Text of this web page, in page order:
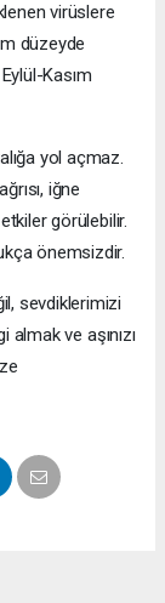
virüslere
düzeyde
Kasım
yol açmaz.
iğne
görülebilir.
önemsizdir.
sevdiklerimizi
almak ve aşınızı